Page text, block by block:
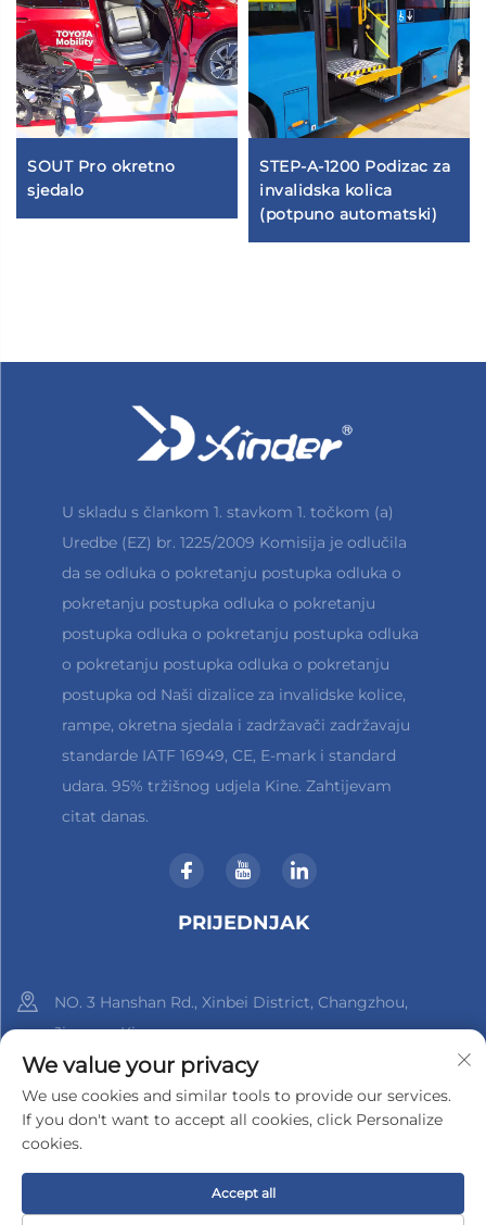
SOUT Pro okretno
sjedalo
STEP-A-1200 Podizac za
invalidska kolica
(potpuno automatski)
U skladu s člankom 1. stavkom 1. točkom (a)
Uredbe (EZ) br. 1225/2009 Komisija je odlučila
da se odluka o pokretanju postupka odluka o
pokretanju postupka odluka o pokretanju
postupka odluka o pokretanju postupka odluka
o pokretanju postupka odluka o pokretanju
postupka od Naši dizalice za invalidske kolice,
rampe, okretna sjedala i zadržavači zadržavaju
standarde IATF 16949, CE, E-mark i standard
udara. 95% tržišnog udjela Kine. Zahtijevam
citat danas.
PRIJEDNJAK
NO. 3 Hanshan Rd., Xinbei District, Changzhou,
Jiangsu, Kina
+86-18961288218
[email protected]
Autorska prava © 2025. Changzhou Xinder-Tech Electronics Co.,
Ltd. Politika privatnosti
We value your privacy
We use cookies and similar tools to provide our services.
If you don't want to accept all cookies, click Personalize
cookies.
Accept all